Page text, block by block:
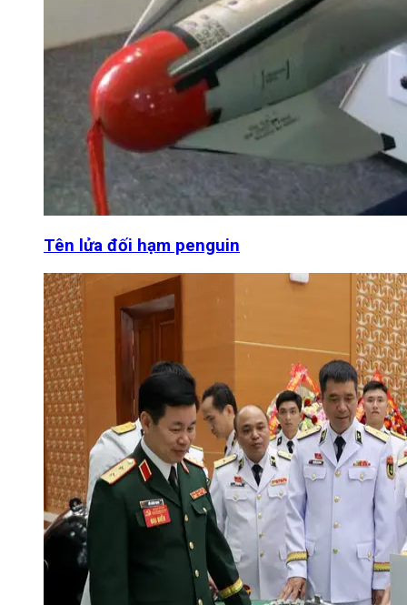
Tên lửa đối hạm penguin